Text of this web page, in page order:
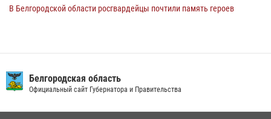
В Белгородской области росгвардейцы почтили память героев
подготовке спецподразделения в эфире радио «России - Белгород»
22 июля 2026, 14:36
Белгородская область
Официальный сайт Губернатора и Правительства